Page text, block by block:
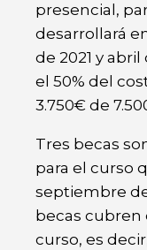
presencial,
desarrollará
de 2021 y
el 50% del
3.750€ de
Tres becas
para el curso
septiembre de
becas cubren
curso, es